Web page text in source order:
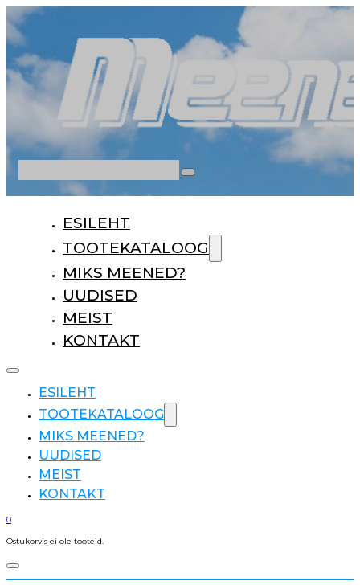
ESILEHT
TOOTEKATALOOG
MIKS MEENED?
UUDISED
MEIST
KONTAKT
ESILEHT
TOOTEKATALOOG
MIKS MEENED?
UUDISED
MEIST
KONTAKT
0
Ostukorvis ei ole tooteid.